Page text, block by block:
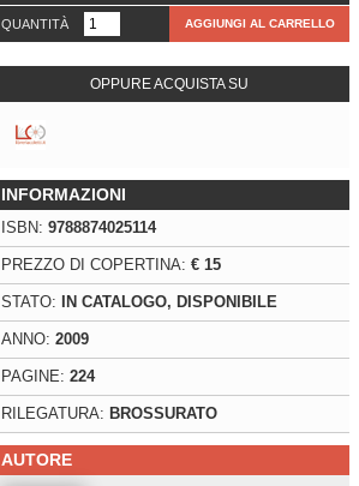
QUANTITÀ AGGIUNGI AL CARRELLO
OPPURE ACQUISTA SU
INFORMAZIONI
ISBN: 9788874025114
PREZZO DI COPERTINA: € 15
STATO: IN CATALOGO, DISPONIBILE
ANNO: 2009
PAGINE: 224
RILEGATURA: BROSSURATO
AUTORE